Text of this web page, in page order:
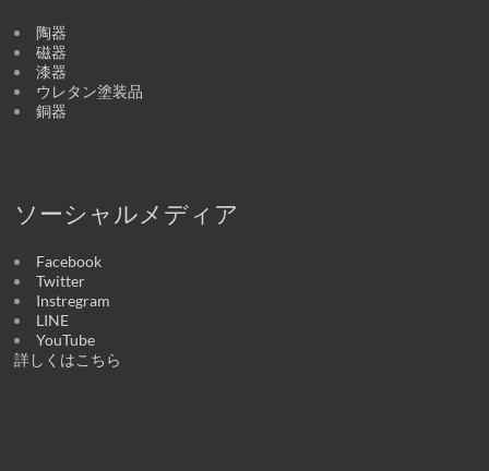
陶器
磁器
漆器
ウレタン塗装品
銅器
ソーシャルメディア
Facebook
Twitter
Instregram
LINE
YouTube
詳しくはこちら